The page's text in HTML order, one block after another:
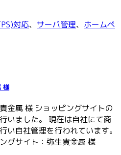
対応、 サーバ管理、 ホームペ
様
金属 様 ショッピングサイトの
いました。 現在は自社にて商
い自社管理を行われています。
グサイト：弥生貴金属 様